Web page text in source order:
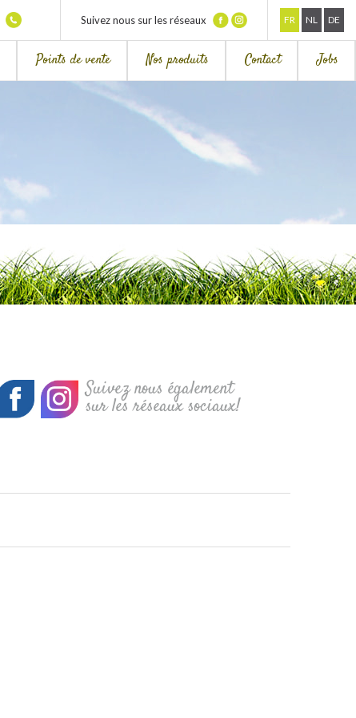
Suivez nous sur les réseaux FR NL DE
Points de vente Nos produits Contact Jobs
Suivez nous également
sur les réseaux sociaux!